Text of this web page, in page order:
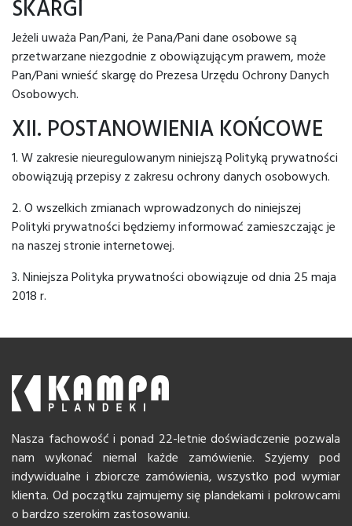
SKARGI
Jeżeli uważa Pan/Pani, że Pana/Pani dane osobowe są
przetwarzane niezgodnie z obowiązującym prawem, może
Pan/Pani wnieść skargę do Prezesa Urzędu Ochrony Danych
Osobowych.
XII. POSTANOWIENIA KOŃCOWE
1. W zakresie nieuregulowanym niniejszą Polityką prywatności
obowiązują przepisy z zakresu ochrony danych osobowych.
2. O wszelkich zmianach wprowadzonych do niniejszej
Polityki prywatności będziemy informować zamieszczając je
na naszej stronie internetowej.
3. Niniejsza Polityka prywatności obowiązuje od dnia 25 maja
2018 r.
Nasza fachowość i ponad 22-letnie doświadczenie pozwala
nam wykonać niemal każde zamówienie. Szyjemy pod
indywidualne i zbiorcze zamówienia, wszystko pod wymiar
klienta. Od początku zajmujemy się plandekami i pokrowcami
o bardzo szerokim zastosowaniu.